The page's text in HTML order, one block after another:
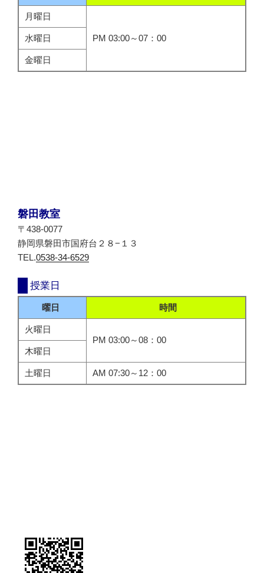
月曜日
PM 03:00～07：00
水曜日
金曜日
磐田教室
〒438-0077
静岡県磐田市国府台２８−１３
TEL.0538-34-6529
授業日
曜日 時間
火曜日
PM 03:00～08：00
木曜日
土曜日 AM 07:30～12：00